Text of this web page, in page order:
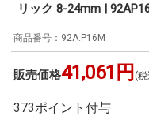
リック 8-24mm |
92A.P16M
販売価格41,061円 (
373ポイント付与